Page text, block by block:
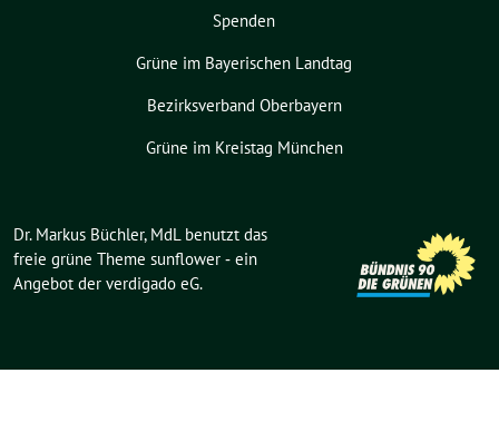
Spenden
Grüne im Bayerischen Landtag
Bezirksverband Oberbayern
Grüne im Kreistag München
Dr. Markus Büchler, MdL benutzt das
freie grüne Theme sunflower ‐ ein
Angebot der verdigado eG.